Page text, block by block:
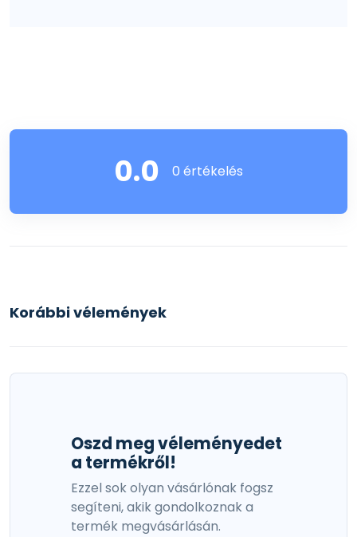
0.0 0 értékelés
Korábbi vélemények
Oszd meg véleményedet
a termékről!
Ezzel sok olyan vásárlónak fogsz
segíteni, akik gondolkoznak a
termék megvásárlásán.